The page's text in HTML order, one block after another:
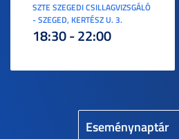
Eseménynaptár
SZTE SZEGEDI CSILLAGVIZSGÁLÓ
- SZEGED, KERTÉSZ U. 3.
18:30 - 22:00